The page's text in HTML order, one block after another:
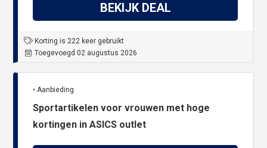
BEKIJK DEAL
Korting is 222 keer gebruikt
Toegevoegd 02 augustus 2026
• Aanbieding
Sportartikelen voor vrouwen met hoge
kortingen in ASICS outlet